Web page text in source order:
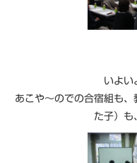
いよい
あこや～のでの合宿組も
た子）も